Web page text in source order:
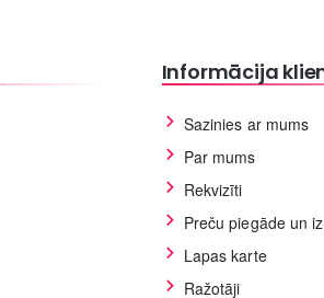
Informācija
Sazinies ar mums
Par mums
Rekvizīti
Preču piegāde un
Lapas karte
Ražotāji